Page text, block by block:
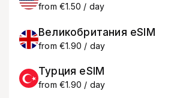
from €1.50 / day
Великобритания eSIM
from €1.90 / day
Турция eSIM
from €1.90 / day